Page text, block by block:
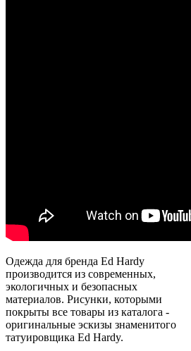
Одежда для бренда Ed Hardy
производится из современных,
экологичных и безопасных
материалов. Рисунки, которыми
покрыты все товары из каталога -
оригинальные эскизы знаменитого
татуировщика Ed Hardy.